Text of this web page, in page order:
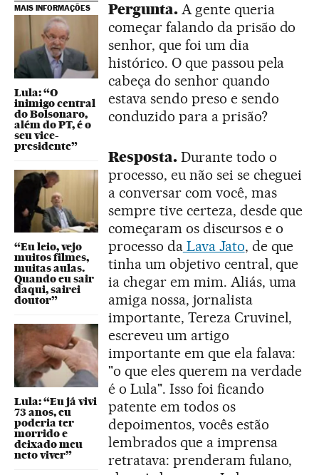
MAIS INFORMAÇÕES
Lula: “O
inimigo central
do Bolsonaro,
além do PT, é o
seu vice-
presidente”
“Eu leio, vejo
muitos filmes,
muitas aulas.
Quando eu sair
daqui, sairei
doutor”
Lula: “Eu já vivi
73 anos, eu
poderia ter
morrido e
deixado meu
neto viver”
Pergunta.A gente queria
começar falando da prisão do
senhor, que foi um dia
histórico. O que passou pela
cabeça do senhor quando
estava sendo preso e sendo
conduzido para a prisão?
Resposta.Durante todo o
processo, eu não sei se cheguei
a conversar com você, mas
sempre tive certeza, desde que
começaram os discursos e o
processo daLava Jato, de que
tinha um objetivo central, que
ia chegar em mim. Aliás, uma
amiga nossa, jornalista
importante, Tereza Cruvinel,
escreveu um artigo
importante em que ela falava:
"o que eles querem na verdade
é o Lula". Isso foi ficando
patente em todos os
depoimentos, vocês estão
lembrados que a imprensa
retratava: prenderam fulano,